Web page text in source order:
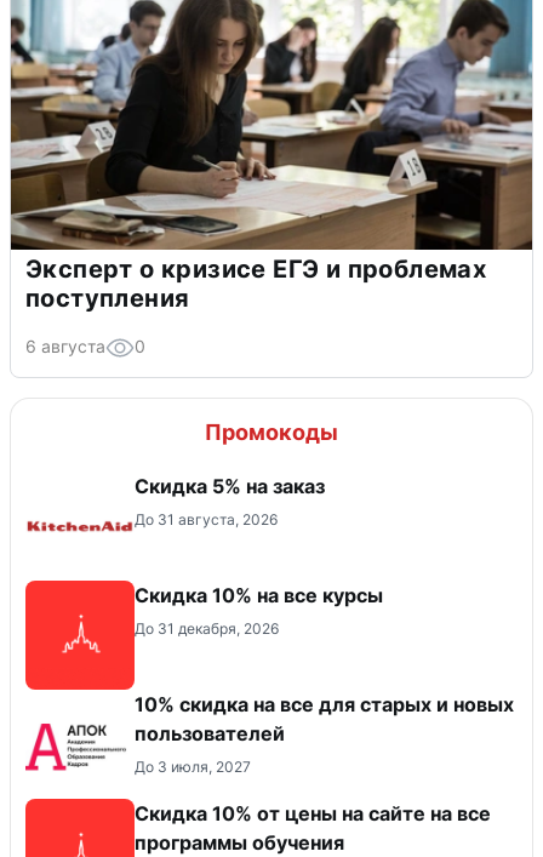
Эксперт о кризисе ЕГЭ и проблемах
поступления
6 августа 0
Промокоды
Скидка 5% на заказ
До 31 августа, 2026
Скидка 10% на все курсы
До 31 декабря, 2026
10% скидка на все для старых и новых
пользователей
До 3 июля, 2027
Скидка 10% от цены на сайте на все
программы обучения